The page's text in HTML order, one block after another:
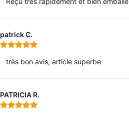
patrick C.
Note : 5 sur 5
très bon avis, article superbe
PATRICIA R.
Note : 5 sur 5